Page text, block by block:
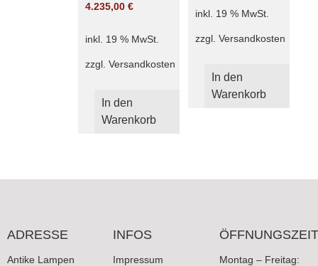
4.235,00 €
inkl. 19 % MwSt.
zzgl. Versandkosten
In den
Warenkorb
inkl. 19 % MwSt.
zzgl. Versandkosten
In den
Warenkorb
ADRESSE
Antike Lampen
INFOS
Impressum
Montag – Freitag: